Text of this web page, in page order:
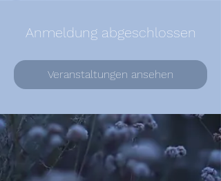
Anmeldung abgeschlossen
Veranstaltungen ansehen